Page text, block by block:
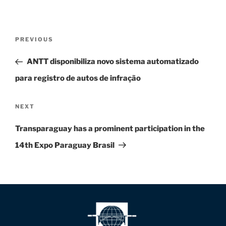
PREVIOUS
ANTT disponibiliza novo sistema automatizado
para registro de autos de infração
NEXT
Transparaguay has a prominent participation in the
14th Expo Paraguay Brasil